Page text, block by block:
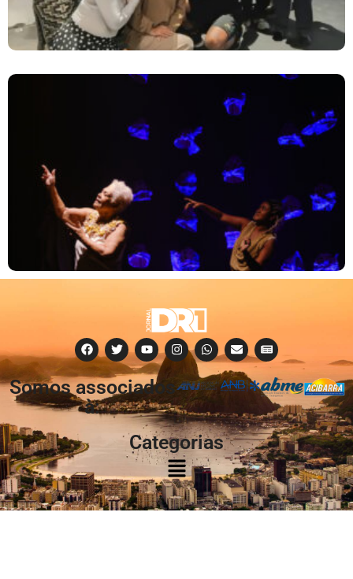
“MÃE BAIANA” RETORNA PARA ÚNICAS
APRESENTAÇÕES NO RIO
Somos associados
à:
Categorias